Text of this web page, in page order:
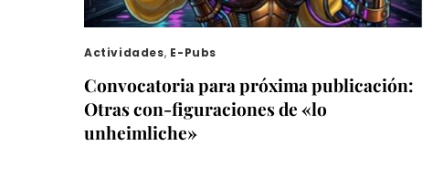
Actividades, E-Pubs
Convocatoria para próxima publicación:
Otras con-figuraciones de «lo
unheimliche»